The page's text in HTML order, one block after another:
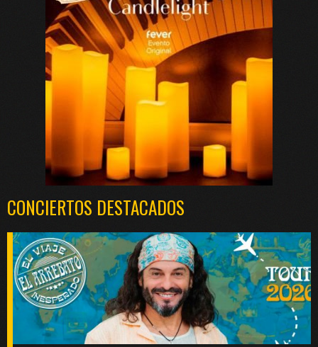
CONCIERTOS DESTACADOS